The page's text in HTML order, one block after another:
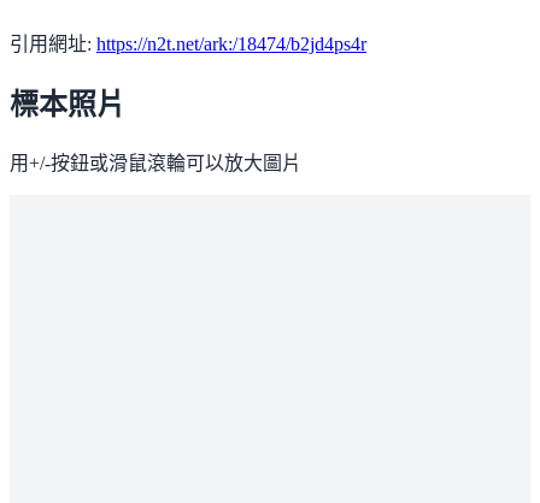
引用網址: https://n2t.net/ark:/18474/b2jd4ps4r
標本照片
用+/-按鈕或滑鼠滾輪可以放大圖片